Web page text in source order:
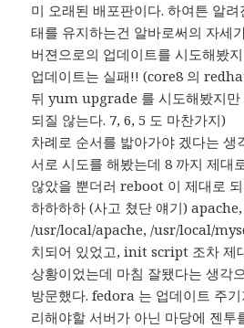
미 오래된 배포판이다. 하여튼 알
태를 유지하는건 알바로써의 자세
버젼으로의 업데이트를 시도해봤
업데이트는 실패!! (core8 의
뒤 yum upgrade 를 시도해봤지만
되질 않는다. 7, 6, 5 도 마찬가지)
차례로 순서를 밟아가야 겠다는 생
서로 시도를 해봤는데 8 까지 제대
않았을 뿐더러 reboot 이 제대로
하하하하 (사고 쳤단 얘기)
/usr/local/apache, /usr/local/
치되어 있었고, init script 조차 제
상황이었는데 마침 잘됐다는 생각
방문했다. fedora 는 업데이트 주
리해야할 서버가 아닌 마당에 젠투